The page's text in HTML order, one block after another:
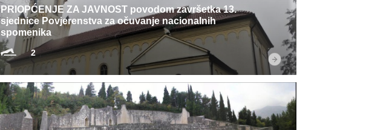
PRIOPĆENJE ZA JAVNOST povodom završetka 13.
sjednice Povjerenstva za očuvanje nacionalnih
spomenika
2